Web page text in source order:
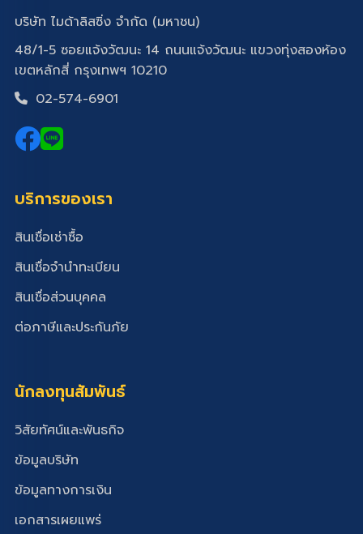
บริษัท ไมด้าลิสซิ่ง จำกัด (มหาชน)
48/1-5 ซอยแจ้งวัฒนะ 14 ถนนแจ้งวัฒนะ แขวงทุ่งสองห้อง
เขตหลักสี่ กรุงเทพฯ 10210
02-574-6901
บริการของเรา
สินเชื่อเช่าซื้อ
สินเชื่อจำนำทะเบียน
สินเชื่อส่วนบุคคล
ต่อภาษีและประกันภัย
นักลงทุนสัมพันธ์
วิสัยทัศน์และพันธกิจ
ข้อมูลบริษัท
ข้อมูลทางการเงิน
เอกสารเผยแพร่